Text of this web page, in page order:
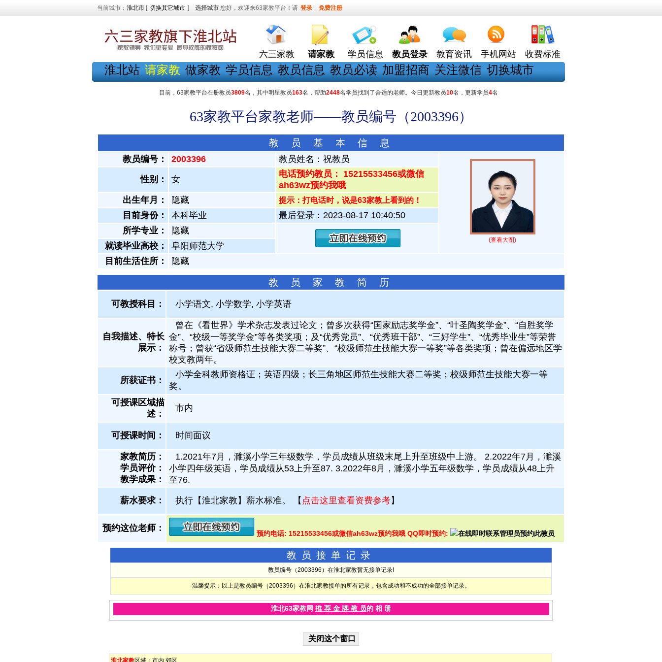
当前城市： 淮北市 [ 切换其它城市 ] 选择城市 您好，欢迎来63家教平台！请 登录 免费注册
六三家教 请家教 学员信息 教员登录 教育资讯 手机网站 收费标准
淮北站 请家教 做家教 学员信息 教员信息 教员必读 加盟招商 关注微信 切换城市
目前，63家教平台在册教员3809名，其中明星教员163名，帮助2448名学员找到了合适的老师。今日更新教员10名，更新学员4名
63家教平台家教老师——教员编号（2003396）
教 员 基 本 信 息
教员编号： 2003396 教员姓名： 祝教员
(查看大图)
性别： 女
电话预约教员： 15215533456或微信
ah63wz预约我哦
出生年月：
隐藏 提示：打电话时，说是63家教上看到的！
目前身份： 本科毕业
最后登录：2023-08-17 10:40:50
所学专业：
隐藏
就读毕业高校：
阜阳师范大学
目前生活住所：
隐藏
教 员 家 教 简 历
可教授科目： 小学语文, 小学数学, 小学英语
自我描述、特长
展示 ：
曾在《看世界》学术杂志发表过论文；曾多次获得“国家励志奖学金”、“叶圣陶奖学金”、“自胜奖学
金”、“校级一等奖学金”等各类奖项；及“优秀党员”、“优秀班干部”、“三好学生”、“优秀毕业生”等荣誉
称号；曾获“省级师范生技能大赛二等奖”、“校级师范生技能大赛一等奖”等各类奖项；曾在偏远地区学
校支教两年。
所获证书 ：
小学全科教师资格证；英语四级；长三角地区师范生技能大赛二等奖；校级师范生技能大赛一等
奖。
可授课区域描
述：
市内
可授课时间： 时间面议
家教简历：
学员评价：
教学成果：
1.2021年7月，濉溪小学三年级数学，学员成绩从班级末尾上升至班级中上游。 2.2022年7月，濉溪
小学四年级英语，学员成绩从53上升至87. 3.2022年8月，濉溪小学五年级数学，学员成绩从48上升
至76.
薪水要求： 执行【淮北家教】薪水标准。 【 点击这里查看资费参考】
预约这位老师：
预约电话: 15215533456或微信ah63wz预约我哦 QQ即时预约:
教员接单记录
教员编号（2003396）在淮北家教暂无接单记录!
温馨提示：以上是教员编号（2003396）在淮北家教接单的所有记录，包含成功和不成功的全部接单记录。
淮北63家教网 推 荐 金 牌 教 员的 相 册
淮北家教区域： 市内 郊区